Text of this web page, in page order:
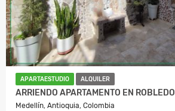
APARTAESTUDIO ALQUILER
ARRIENDO APARTAMENTO EN
Medellín, Antioquia, Colombia